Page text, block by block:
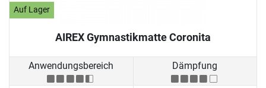
Auf Lager
AIREX Gymnastikmatte Coronita
Anwendungsbereich Dämpfung